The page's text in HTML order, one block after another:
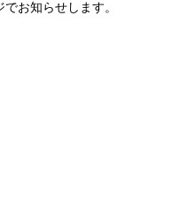
お知らせします。